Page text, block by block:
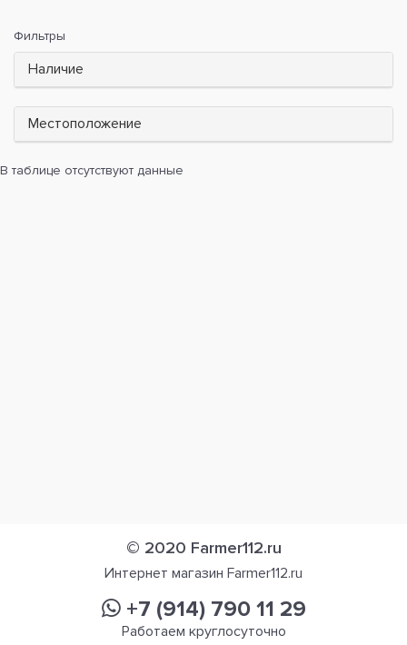
Фильтры
Наличие
Местоположение
В таблице отсутствуют данные
© 2020 Farmer112.ru
Интернет магазин Farmer112.ru
+7 (914) 790 11 29
Работаем круглосуточно